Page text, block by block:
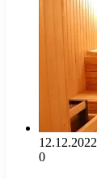
12.12.2022
0